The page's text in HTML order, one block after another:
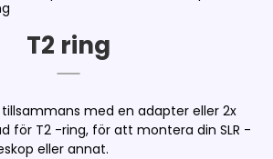
T2 ring
med en adapter eller 2x
för T2 -ring, för att montera din SLR -
eller annat.